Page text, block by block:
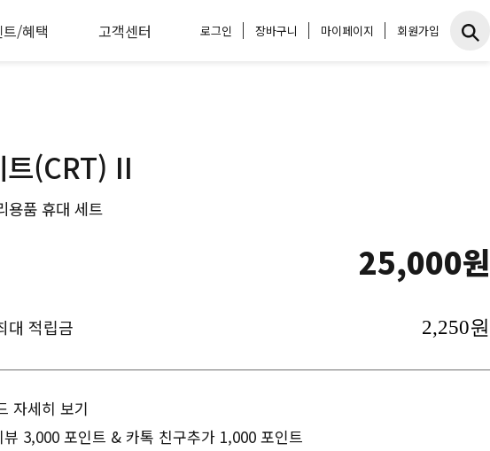
트/혜택 고객센터 로그인 장바구니 마이페이지 회원가입
트(CRT) II
용품 휴대 세트
25,000원
대 적립금 2,250원
자세히 보기
뷰 3,000 포인트 & 카톡 친구추가 1,000 포인트